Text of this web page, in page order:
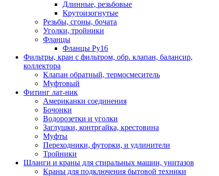
Длинные, резьбовые
Крутоизогнутые
Резьбы, сгоны, бочата
Уголки, тройники
Фланцы
Фланцы Ру16
Фильтры, кран с фильтром, обр. клапан, балансир,
коллектора
Клапан обратный, термосмеситель
Муфтовый
Фитинг лат-ник
Американки соединения
Бочонки
Водорозетки и уголки
Заглушки, контргайка, крестовина
Муфты
Переходники, футорки, и удлинители
Тройники
Шланги и краны для стиральных машин, унитазов
Краны для подключения бытовой техники